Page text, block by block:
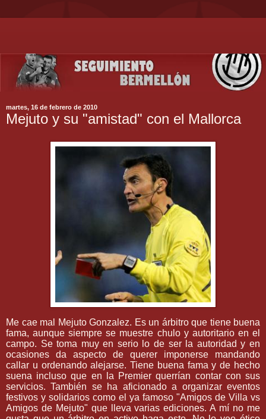
martes, 16 de febrero de 2010
Mejuto y su "amistad" con el Mallorca
Me cae mal Mejuto Gonzalez. Es un árbitro que tiene buena
fama, aunque siempre se muestre chulo y autoritario en el
campo. Se toma muy en serio lo de ser la autoridad y en
ocasiones da aspecto de querer imponerse mandando
callar u ordenando alejarse. Tiene buena fama y de hecho
suena incluso que en la Premier querrían contar con sus
servicios. También se ha aficionado a organizar eventos
festivos y solidarios como el ya famoso "Amigos de Villa vs
Amigos de Mejuto" que lleva varias ediciones. A mí no me